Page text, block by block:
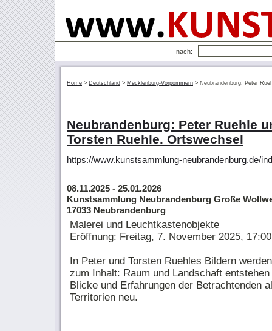
nach:
Home > Deutschland > Mecklenburg-Vorpommern > Neubrandenburg: Peter
Neubrandenburg: Peter Ruehle
Torsten Ruehle. Ortswechsel
https://www.kunstsammlung-neubrandenburg.de/
08.11.2025 - 25.01.2026
Kunstsammlung Neubrandenburg Große
17033 Neubrandenburg
Malerei und Leuchtkastenobjekte
Eröffnung: Freitag, 7. November 2025,
In Peter und Torsten Ruehles Bildern
zum Inhalt: Raum und Landschaft
Blicke und Erfahrungen der Betrachtenden
Territorien neu.